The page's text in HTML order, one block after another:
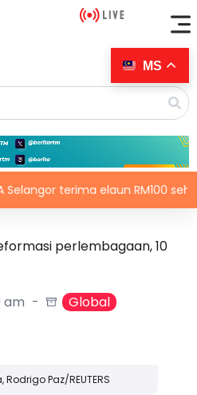
terima elaun RM100 sehari
perlembagaan, 10
am
Global
Paz/REUTERS
MS